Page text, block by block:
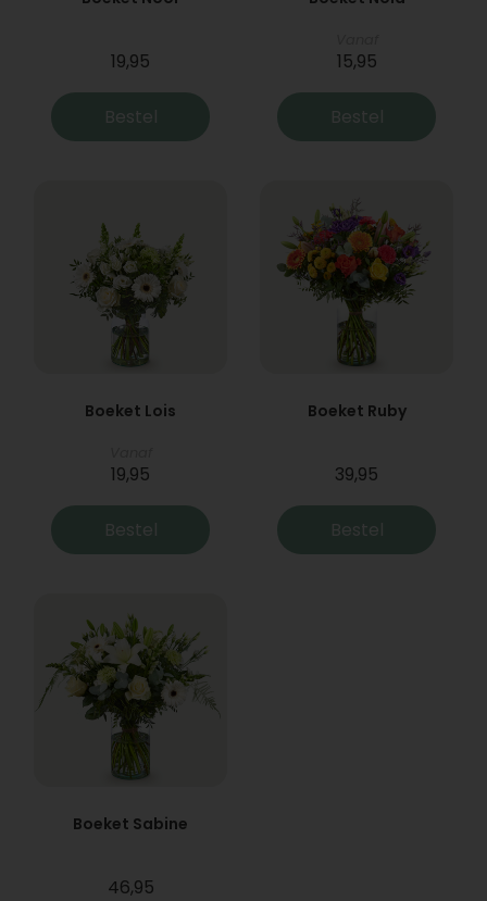
19,95
Bestel
15,95
Bestel
Boeket Lois
19,95
Bestel
Boeket Ruby
39,95
Bestel
Boeket Sabine
46,95